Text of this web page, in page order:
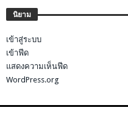
นิยาม
เข้าสู่ระบบ
เข้าฟีด
แสดงความเห็นฟีด
WordPress.org